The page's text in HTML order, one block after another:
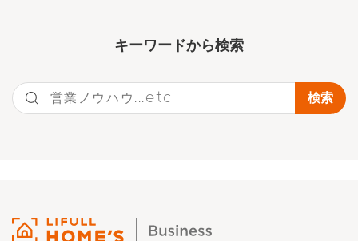
キーワー ドから検索